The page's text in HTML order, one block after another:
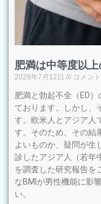
肥満は中等度以上
2026年7月12日 コメン
肥満と勃起不全（ED
ております。しかし、
す。欧米人とアジア人
す。そのため、その結
よいものか、疑問が生
診したアジア人（若年
を調査した研究報告を
なBMIが男性機能に影
い。